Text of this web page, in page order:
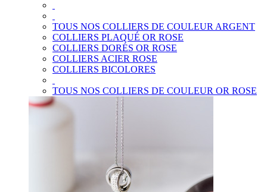
TOUS NOS COLLIERS DE COULEUR ARGENT
COLLIERS PLAQUÉ OR ROSE
COLLIERS DORÉS OR ROSE
COLLIERS ACIER ROSE
COLLIERS BICOLORES
TOUS NOS COLLIERS DE COULEUR OR ROSE